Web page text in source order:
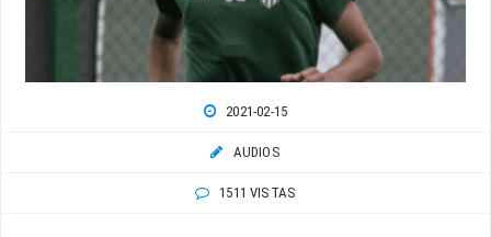
2021-02-15
AUDIOS
1511 VISTAS